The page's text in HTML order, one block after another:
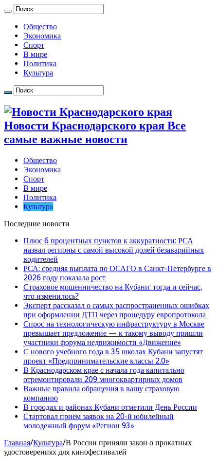
Общество
Экономика
Спорт
В мире
Политика
Культура
Новости Краснодарского края Все
самые важные новости
Общество
Экономика
Спорт
В мире
Политика
Культура
Последние новости
Плюс 6 процентных пунктов к аккуратности: РСА
назвал регионы с самой высокой долей безаварийных
водителей
РСА: средняя выплата по ОСАГО в Санкт-Петербурге в
2026 году показала рост
Страховое мошенничество на Кубани: тогда и сейчас,
что изменилось?
Эксперт рассказал о самых распространенных ошибках
при оформлении ДТП через процедуру европротокола
Спрос на технологическую инфраструктуру в Москве
превышает предложение — к такому выводу пришли
участники форума недвижимости «Движение»
С нового учебного года в 35 школах Кубани запустят
проект «Предпринимательские классы 2.0»
В Краснодарском крае с начала года капитально
отремонтировали 209 многоквартирных домов
Важные правила обращения в вашу страховую
компанию
В городах и районах Кубани отметили День России
Стартовал прием заявок на 20-й юбилейный
молодежный форум «Регион 93»
Главная/Культура/В России приняли закон о прокатных
удостоверениях для кинофестивалей